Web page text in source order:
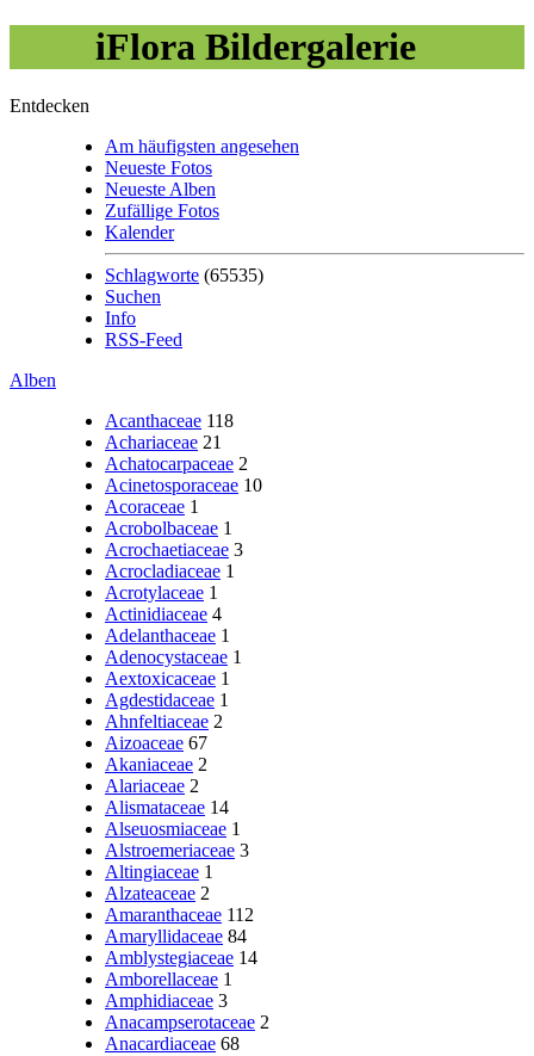
iFlora Bildergalerie
Entdecken
Am häufigsten angesehen
Neueste Fotos
Neueste Alben
Zufällige Fotos
Kalender
Schlagworte (65535)
Suchen
Info
RSS-Feed
Alben
Acanthaceae 118
Achariaceae 21
Achatocarpaceae 2
Acinetosporaceae 10
Acoraceae 1
Acrobolbaceae 1
Acrochaetiaceae 3
Acrocladiaceae 1
Acrotylaceae 1
Actinidiaceae 4
Adelanthaceae 1
Adenocystaceae 1
Aextoxicaceae 1
Agdestidaceae 1
Ahnfeltiaceae 2
Aizoaceae 67
Akaniaceae 2
Alariaceae 2
Alismataceae 14
Alseuosmiaceae 1
Alstroemeriaceae 3
Altingiaceae 1
Alzateaceae 2
Amaranthaceae 112
Amaryllidaceae 84
Amblystegiaceae 14
Amborellaceae 1
Amphidiaceae 3
Anacampserotaceae 2
Anacardiaceae 68